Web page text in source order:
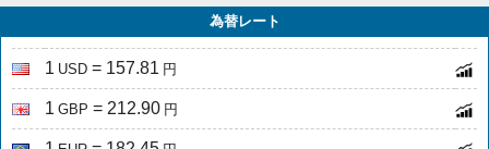
為替レート
1 USD = 157.81 円
1 GBP = 212.90 円